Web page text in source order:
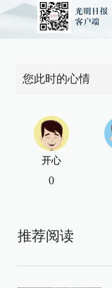
您此时的心情
开心
0
推荐阅读